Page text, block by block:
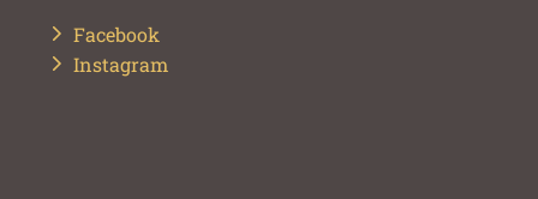
Facebook
Instagram